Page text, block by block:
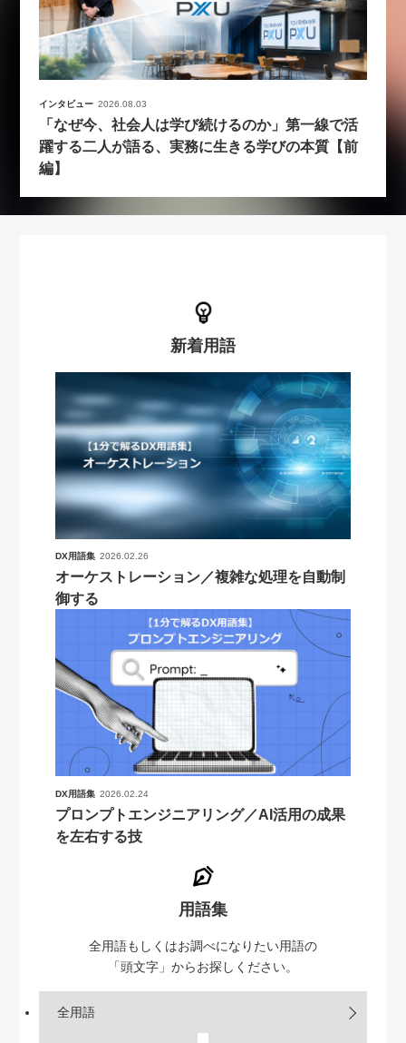
インタビュー 2026.08.03
「なぜ今、社会人は学び続けるのか」第一線で活
躍する二人が語る、実務に生きる学びの本質【前
編】
新着用語
DX用語集 2026.02.26
オーケストレーション／複雑な処理を自動制
御する
DX用語集 2026.02.24
プロンプトエンジニアリング／AI活用の成果
を左右する技
用語集
全用語もしくはお調べになりたい用語の
「頭文字」からお探しください。
全用語